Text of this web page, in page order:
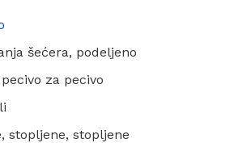
šećera, podeljeno
za pecivo
stopljene, stopljene